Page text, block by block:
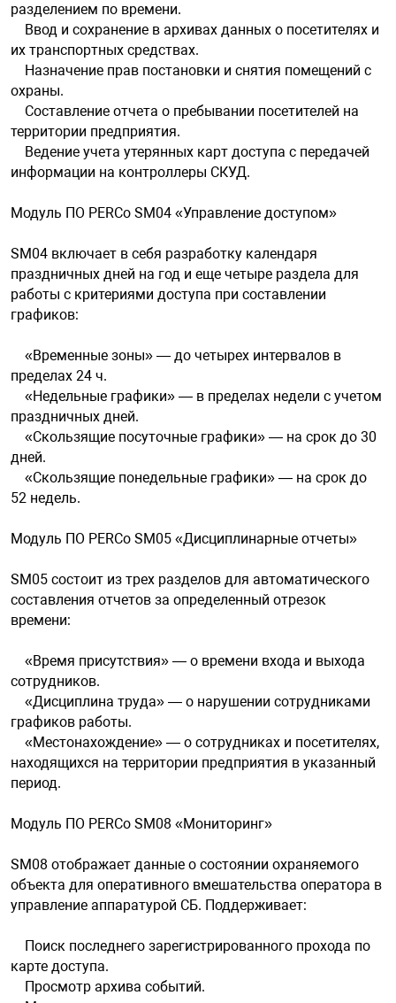
разделением по времени.
Ввод и сохранение в архивах данных о посетителях и
их транспортных средствах.
Назначение прав постановки и снятия помещений с
охраны.
Составление отчета о пребывании посетителей на
территории предприятия.
Ведение учета утерянных карт доступа с передачей
информации на контроллеры СКУД.
Модуль ПО PERCo SM04 «Управление доступом»
SM04 включает в себя разработку календаря
праздничных дней на год и еще четыре раздела для
работы с критериями доступа при составлении
графиков:
«Временные зоны» — до четырех интервалов в
пределах 24 ч.
«Недельные графики» — в пределах недели с учетом
праздничных дней.
«Скользящие посуточные графики» — на срок до 30
дней.
«Скользящие понедельные графики» — на срок до
52 недель.
Модуль ПО PERCo SM05 «Дисциплинарные отчеты»
SM05 состоит из трех разделов для автоматического
составления отчетов за определенный отрезок
времени:
«Время присутствия» — о времени входа и выхода
сотрудников.
«Дисциплина труда» — о нарушении сотрудниками
графиков работы.
«Местонахождение» — о сотрудниках и посетителях,
находящихся на территории предприятия в указанный
период.
Модуль ПО PERCo SM08 «Мониторинг»
SM08 отображает данные о состоянии охраняемого
объекта для оперативного вмешательства оператора в
управление аппаратурой СБ. Поддерживает:
Поиск последнего зарегистрированного прохода по
карте доступа.
Просмотр архива событий.